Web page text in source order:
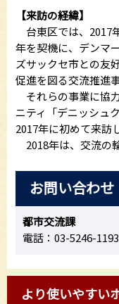
【来訪の経緯】
台東区では、2017
年を契機に、デンマ
ズサックセ市との友
促進を図る交流推進
それらの事業に協
ニティ「デニッシュ
2017年に初めて来訪
2018年は、交流の
お問い合わせ
都市交流課
電話：03-5246-1193
より使いやすい